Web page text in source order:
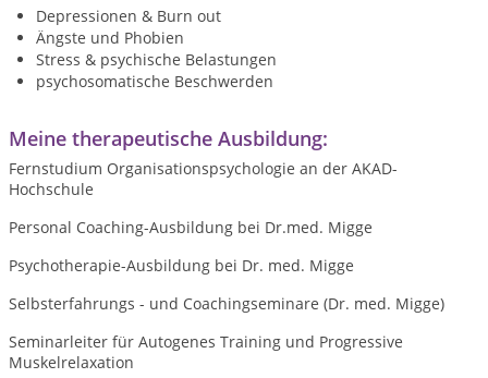
Depressionen & Burn out
Ängste und Phobien
Stress & psychische Belastungen
psychosomatische Beschwerden
Meine therapeutische Ausbildung:
Fernstudium Organisationspsychologie an der AKAD-
Hochschule
Personal Coaching-Ausbildung bei Dr.med. Migge
Psychotherapie-Ausbildung bei Dr. med. Migge
Selbsterfahrungs - und Coachingseminare (Dr. med. Migge)
Seminarleiter für Autogenes Training und Progressive
Muskelrelaxation